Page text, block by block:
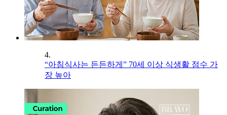
4.
“아침식사는 든든하게” 70세 이상 식생활 점수 가
장 높아